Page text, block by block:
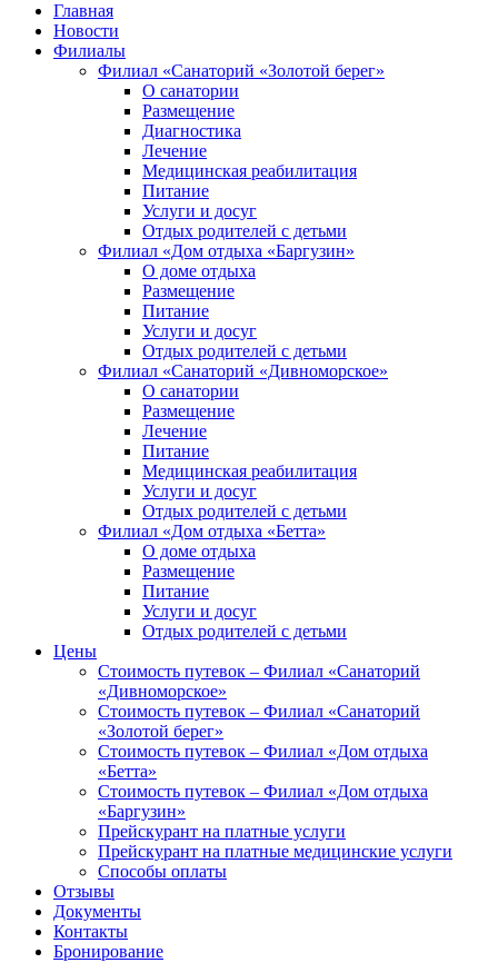
Главная
Новости
Филиалы
Филиал «Санаторий «Золотой берег»
О санатории
Размещение
Диагностика
Лечение
Медицинская реабилитация
Питание
Услуги и досуг
Отдых родителей с детьми
Филиал «Дом отдыха «Баргузин»
О доме отдыха
Размещение
Питание
Услуги и досуг
Отдых родителей с детьми
Филиал «Санаторий «Дивноморское»
О санатории
Размещение
Лечение
Питание
Медицинская реабилитация
Услуги и досуг
Отдых родителей с детьми
Филиал «Дом отдыха «Бетта»
О доме отдыха
Размещение
Питание
Услуги и досуг
Отдых родителей с детьми
Цены
Стоимость путевок – Филиал «Санаторий
«Дивноморское»
Стоимость путевок – Филиал «Санаторий
«Золотой берег»
Стоимость путевок – Филиал «Дом отдыха
«Бетта»
Стоимость путевок – Филиал «Дом отдыха
«Баргузин»
Прейскурант на платные услуги
Прейскурант на платные медицинские услуги
Способы оплаты
Отзывы
Документы
Контакты
Бронирование